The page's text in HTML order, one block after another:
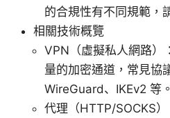
的合規性有不同規範，
相關技術概覽
VPN（虛擬私人網路）
量的加密通道，常見協
WireGuard、IKEv2 等。
代理（HTTP/SOCKS